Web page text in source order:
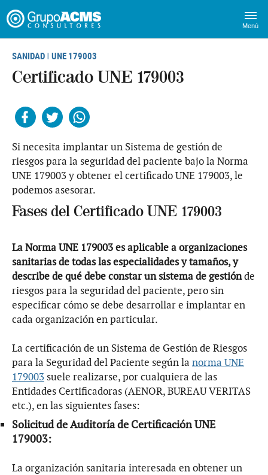
Menú
SANIDAD | UNE 179003
Certificado UNE 179003
Si necesita implantar un Sistema de gestión de
riesgos para la seguridad del paciente bajo la Norma
UNE 179003 y obtener el certificado UNE 179003, le
podemos asesorar.
Fases del Certificado UNE 179003
La Norma UNE 179003 es aplicable a organizaciones
sanitarias de todas las especialidades y tamaños, y
describe de qué debe constar un sistema de gestiónde
riesgos para la seguridad del paciente, pero sin
especificar cómo se debe desarrollar e implantar en
cada organización en particular.
La certificación de un Sistema de Gestión de Riesgos
para la Seguridad del Paciente según la norma UNE
179003 suele realizarse, por cualquiera de las
Entidades Certificadoras (AENOR, BUREAU VERITAS
etc.), en las siguientes fases:
Solicitud de Auditoría de Certificación UNE
179003:
La organización sanitaria interesada en obtener un